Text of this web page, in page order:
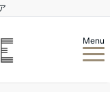
Menu